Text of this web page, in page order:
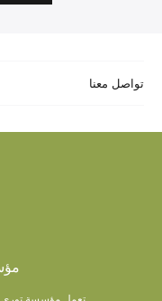
تواصل معنا